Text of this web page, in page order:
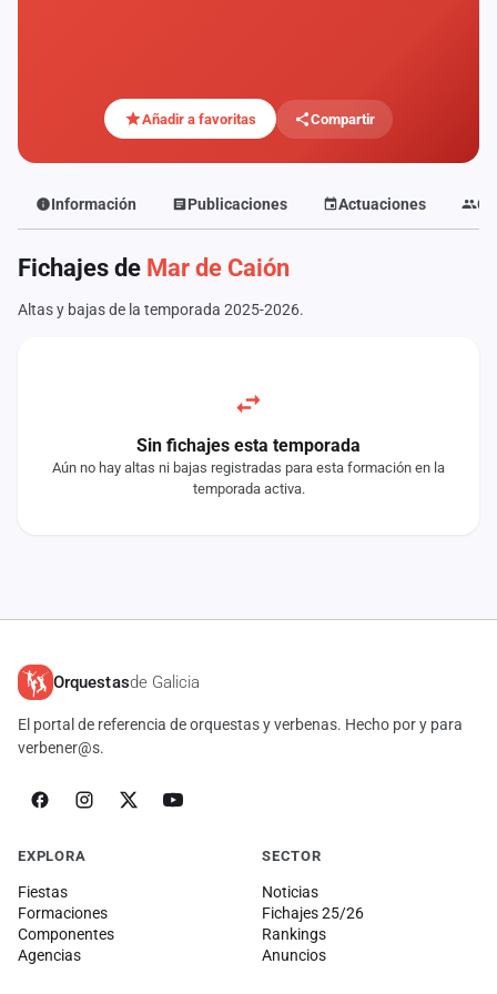
Añadir a favoritas Compartir
Información Publicaciones Actuaciones
Fichajes de Mar de Caión
Altas y bajas de la temporada 2025-2026.
Sin fichajes esta temporada
Aún no hay altas ni bajas registradas para esta formación en la
temporada activa.
Orquestasde Galicia
El portal de referencia de orquestas y verbenas. Hecho por y para
verbener@s.
EXPLORA
Fiestas
Formaciones
Componentes
Agencias
SECTOR
Noticias
Fichajes 25/26
Rankings
Anuncios
Componentes
Fichajes
Agencias
Rankings
Vídeos